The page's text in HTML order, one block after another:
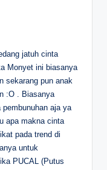
jatuh cinta
Monyet ini biasanya
sekarang pun anak
:O . Biasanya
aja ya
apa makna cinta
pada trend di
untuk
PUCAL (Putus